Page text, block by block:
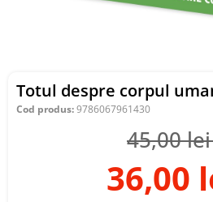
Totul despre corpul
Cod produs:9786067961430
45,00lei
36,00